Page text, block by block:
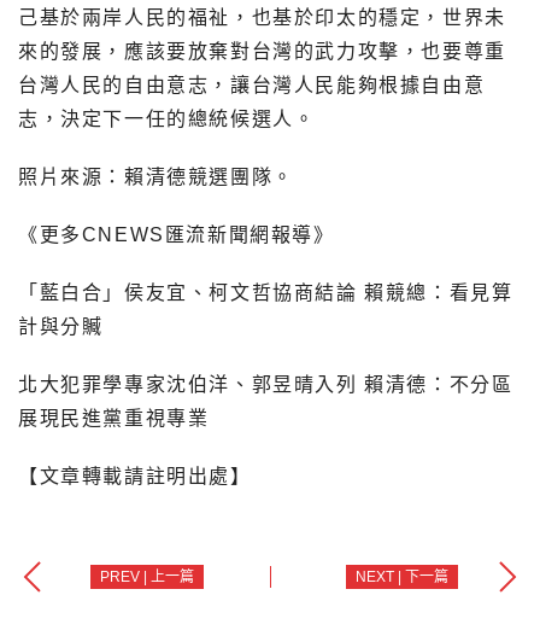
己基於兩岸人民的福祉，也基於印太的穩定，世界未
來的發展，應該要放棄對台灣的武力攻擊，也要尊重
台灣人民的自由意志，讓台灣人民能夠根據自由意
志，決定下一任的總統候選人。
照片來源：賴清德競選團隊。
《更多CNEWS匯流新聞網報導》
「藍白合」侯友宜、柯文哲協商結論 賴競總：看見算
計與分贓
北大犯罪學專家沈伯洋、郭昱晴入列 賴清德：不分區
展現民進黨重視專業
【文章轉載請註明出處】
PREV | 上一篇 NEXT | 下一篇